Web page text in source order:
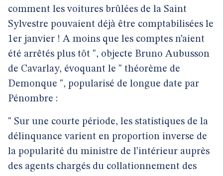
comment les voitures brûlées de la Saint
Sylvestre pouvaient déjà être comptabilisées le
1er janvier ! A moins que les comptes n’aient
été arrêtés plus tôt ", objecte Bruno Aubusson
de Cavarlay, évoquant le " théorème de
Demonque ", popularisé de longue date par
Pénombre :
" Sur une courte période, les statistiques de la
délinquance varient en proportion inverse de
la popularité du ministre de l’intérieur auprès
des agents chargés du collationnement des